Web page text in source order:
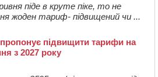
піде в круте піке, то не
жоден тариф- підвищений чи ...
підвищити тарифи на
з 2027 року